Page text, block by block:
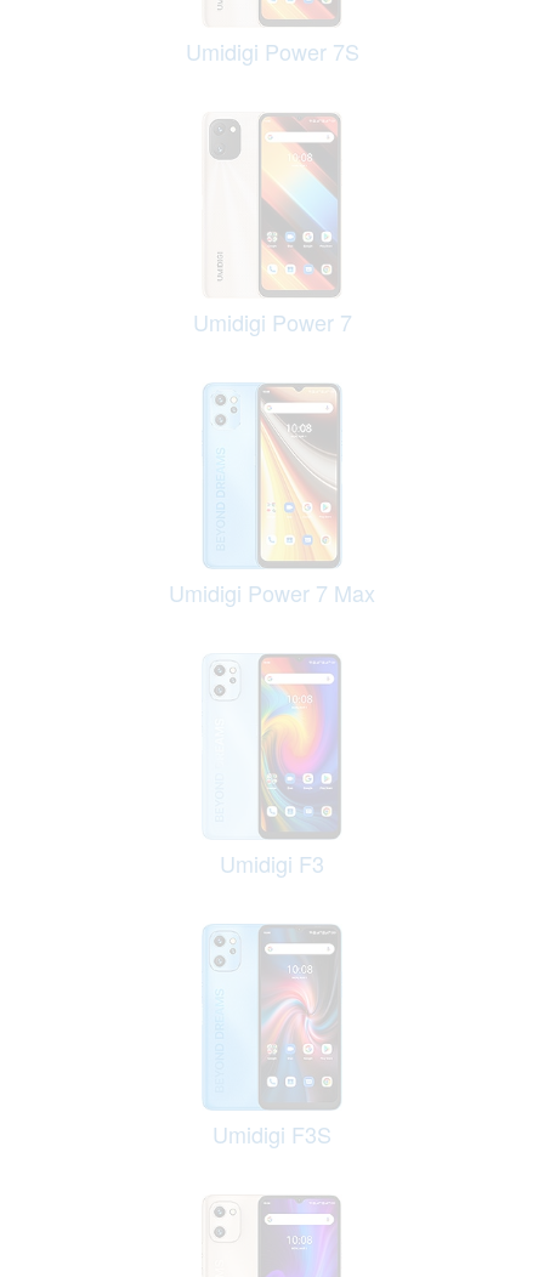
Umidigi Power 7S
Umidigi Power 7
Umidigi Power 7 Max
Umidigi F3
Umidigi F3S